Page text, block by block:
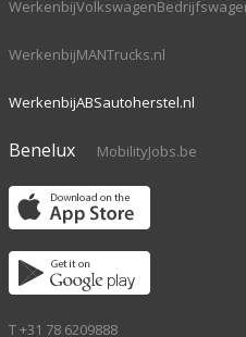
WerkenbijMANTrucks.nl
WerkenbijABSautoherstel.nl
Benelux MobilityJobs.be
T +31 78 6209888